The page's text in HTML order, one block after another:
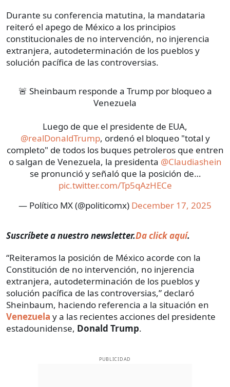
Durante su conferencia matutina, la mandataria
reiteró el apego de México a los principios
constitucionales de no intervención, no injerencia
extranjera, autodeterminación de los pueblos y
solución pacífica de las controversias.
🚨 Sheinbaum responde a Trump por bloqueo a
Venezuela
Luego de que el presidente de EUA,
@realDonaldTrump, ordenó el bloqueo "total y
completo" de todos los buques petroleros que entren
o salgan de Venezuela, la presidenta @Claudiashein
se pronunció y señaló que la posición de…
pic.twitter.com/Tp5qAzHECe
— Político MX (@politicomx) December 17, 2025
Suscríbete a nuestro newsletter.Da click aquí.
“Reiteramos la posición de México acorde con la
Constitución de no intervención, no injerencia
extranjera, autodeterminación de los pueblos y
solución pacífica de las controversias,” declaró
Sheinbaum, haciendo referencia a la situación en
Venezuela y a las recientes acciones del presidente
estadounidense, Donald Trump.
PUBLICIDAD